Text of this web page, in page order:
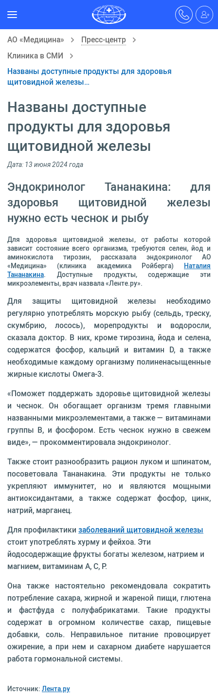
АО «Медицина»
Пресс-центр
Клиника в СМИ
Названы доступные продукты для здоровья
щитовидной железы…
Названы доступные
продукты для здоровья
щитовидной железы
Дата: 13 июня 2024 года
Эндокринолог Тананакина: для
здоровья щитовидной железы
нужно есть чеснок и рыбу
Для здоровья щитовидной железы, от работы которой
зависит состояние всего организма, требуются селен, йод и
аминокислота тирозин, рассказала эндокринолог АО
«Медицина» (клиника академика Ройберга) Наталия
Тананакина. Доступные продукты, содержащие эти
микроэлементы, врач назвала «Ленте.ру».
Для защиты щитовидной железы необходимо
регулярно употреблять морскую рыбу (сельдь, треску,
скумбрию, лосось), морепродукты и водоросли,
сказала доктор. В них, кроме тирозина, йода и селена,
содержатся фосфор, кальций и витамин D, а также
необходимые каждому организму полиненасыщенные
жирные кислоты Омега-3.
«Поможет поддержать здоровье щитовидной железы
и чеснок. Он обогащает организм тремя главными
названными микроэлементами, а также — витаминами
группы В, и фосфором. Есть чеснок нужно в свежем
виде», — прокомментировала эндокринолог.
Также стоит разнообразить рацион луком и шпинатом,
посоветовала Тананакина. Эти продукты не только
укрепляют иммунитет, но и являются мощными
антиоксидантами, а также содержат фосфор, цинк,
натрий, марганец.
Для профилактики заболеваний щитовидной железы
стоит употреблять хурму и фейхоа. Эти
йодосодержащие фрукты богаты железом, натрием и
магнием, витаминам А, С, Р.
Она также настоятельно рекомендовала сократить
потребление сахара, жирной и жареной пищи, глютена
и фастфуда с полуфабрикатами. Такие продукты
содержат в огромном количестве сахар, пищевые
добавки, соль. Неправильное питание провоцирует
ожирение, а при нем и сахарном диабете нарушается
работа гормональной системы.
Источник: Лента.ру